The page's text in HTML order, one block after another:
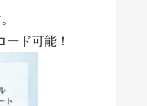
ド可能！